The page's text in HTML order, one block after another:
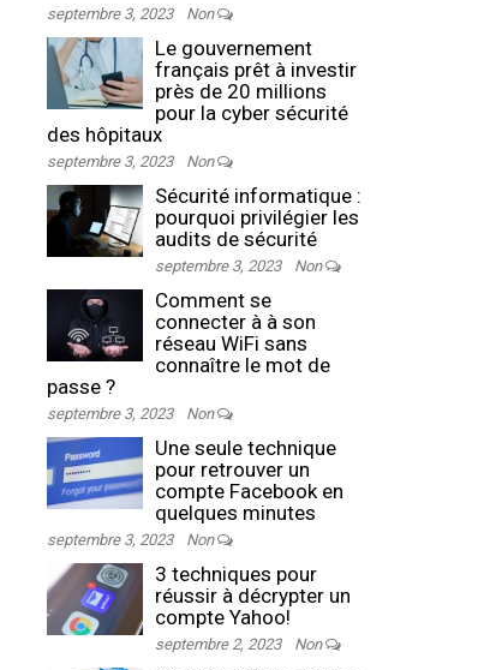
septembre 3, 2023 Non
Le gouvernement
français prêt à investir
près de 20 millions
pour la cyber sécurité
des hôpitaux
septembre 3, 2023 Non
Sécurité informatique :
pourquoi privilégier les
audits de sécurité
septembre 3, 2023 Non
Comment se
connecter à à son
réseau WiFi sans
connaître le mot de
passe ?
septembre 3, 2023 Non
Une seule technique
pour retrouver un
compte Facebook en
quelques minutes
septembre 3, 2023 Non
3 techniques pour
réussir à décrypter un
compte Yahoo!
septembre 2, 2023 Non